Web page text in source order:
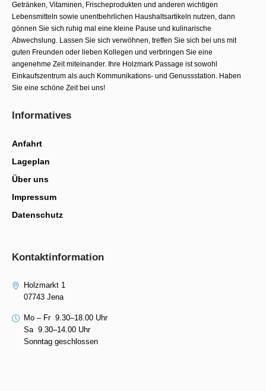
Getränken, Vitaminen, Frischeprodukten und anderen wichtigen
Lebensmitteln sowie unentbehrlichen Haushaltsartikeln nutzen, dann
gönnen Sie sich ruhig mal eine kleine Pause und kulinarische
Abwechslung. Lassen Sie sich verwöhnen, treffen Sie sich bei uns mit
guten Freunden oder lieben Kollegen und verbringen Sie eine
angenehme Zeit miteinander. Ihre Holzmark Passage ist sowohl
Einkaufszentrum als auch Kommunika­tions- und Genussstation. Haben
Sie eine schöne Zeit bei uns!
Informatives
Anfahrt
Lageplan
Über uns
Impressum
Datenschutz
Kontaktinformation
Holzmarkt 1
07743 Jena
Mo – Fr 9.30–18.00 Uhr
Sa 9.30–14.00 Uhr
Sonntag geschlossen